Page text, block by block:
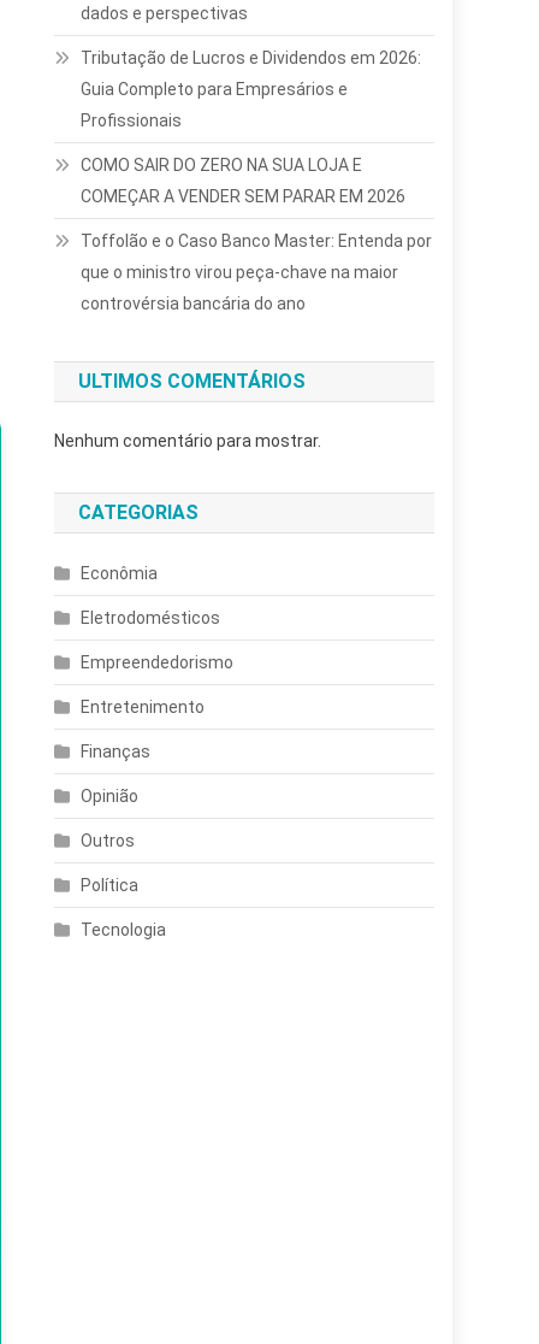
dados e perspectivas
Tributação de Lucros e Dividendos em 2026:
Guia Completo para Empresários e
Profissionais
COMO SAIR DO ZERO NA SUA LOJA E
COMEÇAR A VENDER SEM PARAR EM 2026
Toffolão e o Caso Banco Master: Entenda por
que o ministro virou peça-chave na maior
controvérsia bancária do ano
ULTIMOS COMENTÁRIOS
Nenhum comentário para mostrar.
CATEGORIAS
Econômia
Eletrodomésticos
Empreendedorismo
Entretenimento
Finanças
Opinião
Outros
Política
Tecnologia